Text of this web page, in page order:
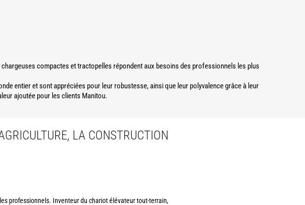
compactes et tractopelles répondent aux besoins des professionnels les plus
entier et sont appréciées pour leur robustesse, ainsi que leur polyvalence grâce à leur
ajoutée pour les clients Manitou.
LA CONSTRUCTION
professionnels. Inventeur du chariot élévateur tout-terrain,